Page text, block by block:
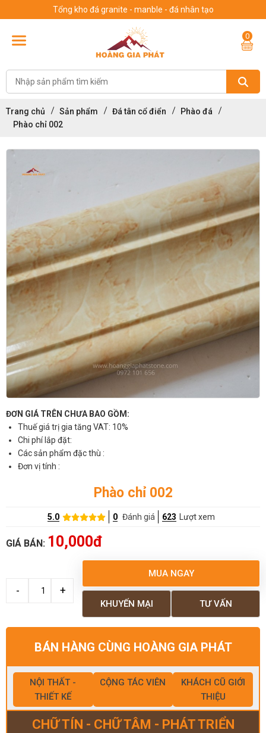
Tổng kho đá granite - manble - đá nhân tạo
0
Trang chủ Sản phẩm Đá tân cổ điển
Phào đá
Phào chỉ 002
ĐƠN GIÁ TRÊN CHƯA BAO GỒM:
Thuế giá trị gia tăng VAT: 10%
Chi phí lắp đặt:
Các sản phẩm đặc thù :
Đơn vị tính :
Phào chỉ 002
5.0 0 Đánh giá 623 Lượt xem
GIÁ BÁN: 10,000đ
MUA NGAY
TƯ VẤN
KHUYẾN MẠI
BÁN HÀNG CÙNG HOÀNG GIA PHÁT
NỘI THẤT -
THIẾT KẾ
CỘNG TÁC VIÊN
KHÁCH CŨ GIỚI
THIỆU
CHỮ TÍN - CHỮ TÂM - PHÁT TRIỂN